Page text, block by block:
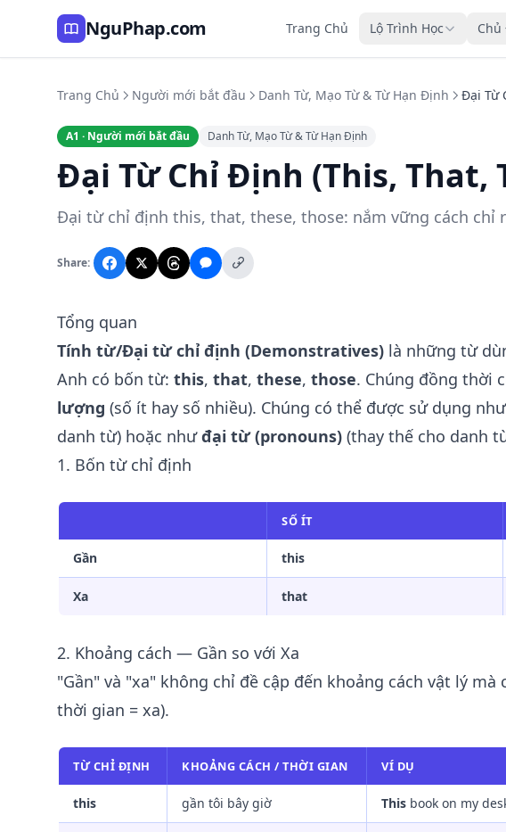
NguPhap.com Trang Chủ Lộ Trình Học Chủ
Trang Chủ Người mới bắt đầu Danh Từ, Mạo Từ & Từ Hạn Định Đại Từ
A1 · Người mới bắt đầu Danh Từ, Mạo Từ & Từ Hạn Định
Đại Từ Chỉ Định (This, That,
Đại từ chỉ định this, that, these, those: nắm vững cách
Share:
Tổng quan
Tính từ/Đại từ chỉ định (Demonstratives) là những từ
Anh có bốn từ: this, that, these, those. Chúng đồng thời
lượng (số ít hay số nhiều). Chúng có thể được sử dụng như
danh từ) hoặc nhưđại từ (pronouns) (thay thế cho danh
1. Bốn từ chỉ định
SỐ ÍT
Gần this
Xa that
2. Khoảng cách — Gần so với Xa
"Gần" và "xa" không chỉ đề cập đến khoảng cách vật lý
thời gian = xa).
TỪ CHỈ ĐỊNH KHOẢNG CÁCH / THỜI GIAN VÍ DỤ
this gần tôi bây giờ This book on my